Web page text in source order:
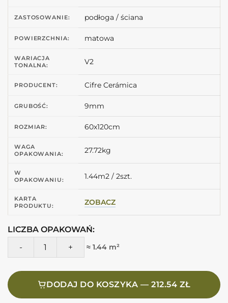
ZASTOSOWANIE: podłoga / ściana
POWIERZCHNIA: matowa
WARIACJA
TONALNA:
V2
PRODUCENT: Cifre Cerámica
GRUBOŚĆ: 9mm
ROZMIAR: 60x120cm
WAGA
OPAKOWANIA:
27.72kg
W
OPAKOWANIU:
1.44m2 / 2szt.
KARTA
PRODUKTU:
ZOBACZ
LICZBA OPAKOWAŃ:
ilość CIFRE Nexus white 60X120 Płytki imitacja betonu
≈ 1.44 m²
DODAJ DO KOSZYKA — 212.54 ZŁ